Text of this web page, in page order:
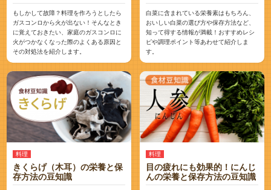
もしかして故障？料理を作ろうとしたら
ガスコンロから火が出ない！そんなとき
に覚えておきたい、家庭のガスコンロに
火がつかなくなった際のよくある原因と
その対処法を紹介します。
白菜に含まれている栄養素はもちろん、
おいしい白菜の選び方や保存方法など、
知って得する情報が満載！おすすめレシ
ピや調理ポイント等あわせて紹介しま
す。
料理
きくらげ（木耳）の栄養と保
存方法の豆知識
料理
目の疲れにも効果的！にんじ
んの栄養と保存方法の豆知識